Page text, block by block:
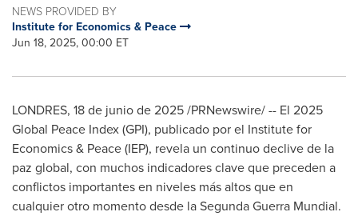
NEWS PROVIDED BY
Institute for Economics & Peace
Jun 18, 2025, 00:00 ET
LONDRES, 18 de junio de 2025/PRNewswire/ -- El 2025
Global Peace Index (GPI), publicado por el Institute for
Economics & Peace (IEP), revela un continuo declive de la
paz global, con muchos indicadores clave que preceden a
conflictos importantes en niveles más altos que en
cualquier otro momento desde la Segunda Guerra Mundial.